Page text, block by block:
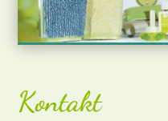
Kontakt